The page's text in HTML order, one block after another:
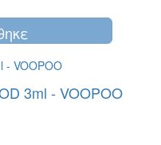
3ml - VOOPOO